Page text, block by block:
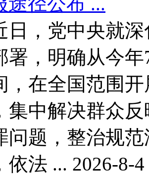
党中央就深
署，明确从今
，在全国范围
集中解决群众
问题，整治规
依法 ... 2026-8-4